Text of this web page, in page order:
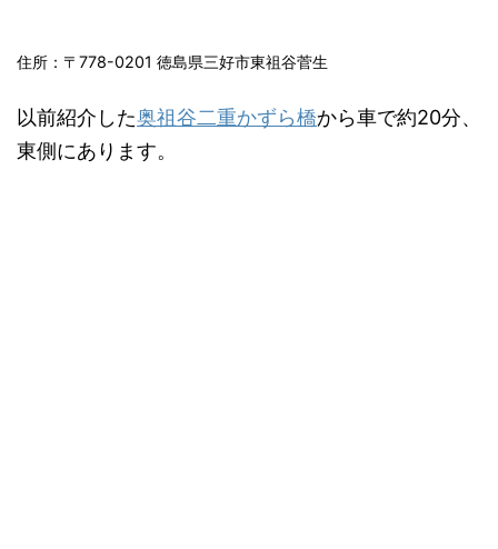
住所：〒778-0201 徳島県三好市東祖谷菅生
以前紹介した奥祖谷二重かずら橋から車で約20分、
東側にあります。